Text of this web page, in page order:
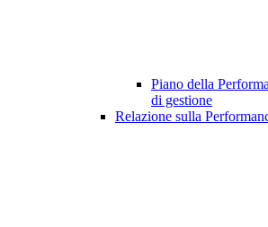
Piano della
di gestione
Relazione sulla